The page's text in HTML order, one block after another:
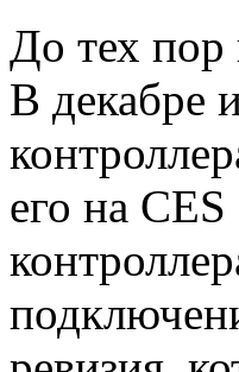
До тех пор
В декабре
его на